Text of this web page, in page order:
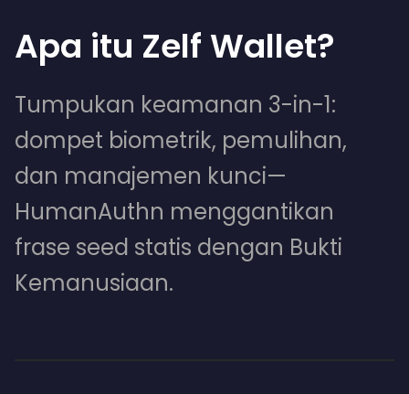
Apa itu Zelf Wallet?
Tumpukan keamanan 3-in-1:
dompet biometrik, pemulihan,
dan manajemen kunci—
HumanAuthn menggantikan
frase seed statis dengan Bukti
Kemanusiaan.